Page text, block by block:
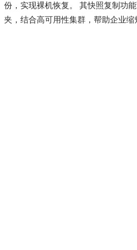
份，实现裸机恢复。 其快照复制功
夹，结合高可用性集群，帮助企业缩